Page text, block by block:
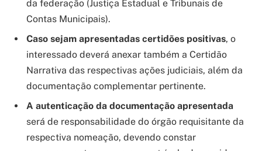
da federação (Justiça Estadual e Tribunais de
Contas Municipais).
Caso sejam apresentadas certidões positivas, o
interessado deverá anexar também a Certidão
Narrativa das respectivas ações judiciais, além da
documentação complementar pertinente.
A autenticação da documentação apresentada
será de responsabilidade do órgão requisitante da
respectiva nomeação, devendo constar